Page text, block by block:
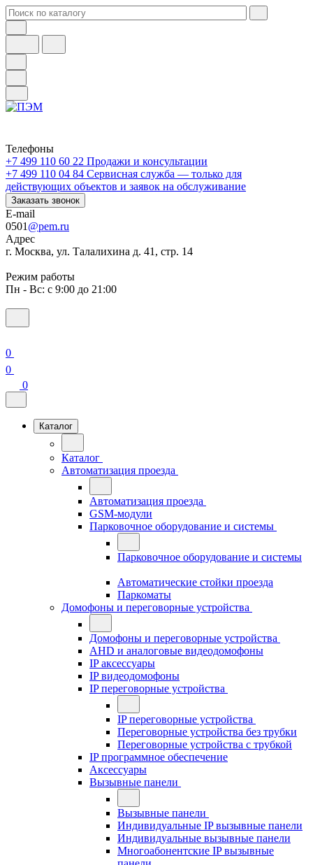
Телефоны
+7 499 110 60 22 Продажи и консультации
+7 499 110 04 84 Сервисная служба — только для
действующих объектов и заявок на обслуживание
Заказать звонок
E-mail
0501 @pem.ru
Адрес
г. Москва, ул. Талалихина д. 41, стр. 14
Режим работы
Пн - Вс: с 9:00 до 21:00
0
0
0
Каталог
Каталог
Автоматизация проезда
Автоматизация проезда
GSM-модули
Парковочное оборудование и системы
Парковочное оборудование и системы
Автоматические стойки проезда
Паркоматы
Домофоны и переговорные устройства
Домофоны и переговорные устройства
AHD и аналоговые видеодомофоны
IP аксессуары
IP видеодомофоны
IP переговорные устройства
IP переговорные устройства
Переговорные устройства без трубки
Переговорные устройства с трубкой
IP программное обеспечение
Аксессуары
Вызывные панели
Вызывные панели
Индивидуальные IP вызывные панели
Индивидуальные вызывные панели
Многоабонентские IP вызывные